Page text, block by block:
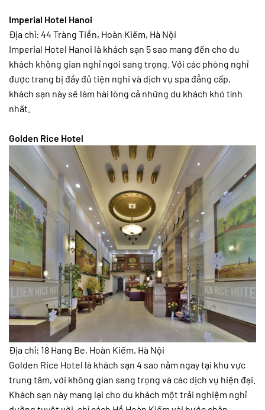
Imperial Hotel Hanoi
Địa chỉ: 44 Tràng Tiền, Hoàn Kiếm, Hà Nội
Imperial Hotel Hanoi là khách sạn 5 sao mang đến cho du
khách không gian nghỉ ngơi sang trọng. Với các phòng nghỉ
được trang bị đầy đủ tiện nghi và dịch vụ spa đẳng cấp,
khách sạn này sẽ làm hài lòng cả những du khách khó tính
nhất.
Golden Rice Hotel
Địa chỉ: 18 Hang Be, Hoàn Kiếm, Hà Nội
Golden Rice Hotel là khách sạn 4 sao nằm ngay tại khu vực
trung tâm, với không gian sang trọng và các dịch vụ hiện đại.
Khách sạn này mang lại cho du khách một trải nghiệm nghỉ